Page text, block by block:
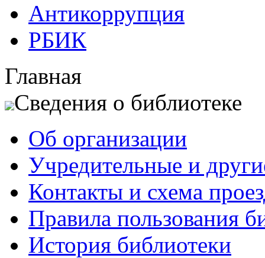
Антикоррупция
РБИК
Главная
Сведения о библиотеке
Об организации
Учредительные и
Контакты и схема
Правила пользования
История библиотеки